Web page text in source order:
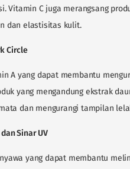
Vitamin C juga merangsang
dan elastisitas kulit.
Circle
A yang dapat membantu
yang mengandung ekstrak
dan mengurangi tampilan
Sinar UV
yang dapat membantu